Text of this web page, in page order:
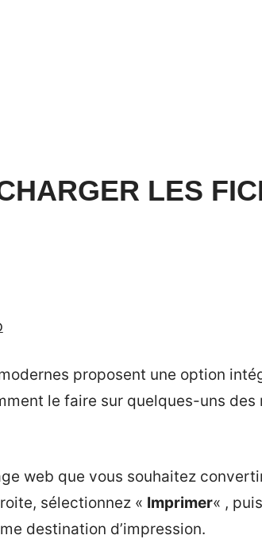
LES
proposent une option
le faire sur quelques-uns des
web que vous souhaitez
sélectionnez « Imprimer« ,
destination d’impression.